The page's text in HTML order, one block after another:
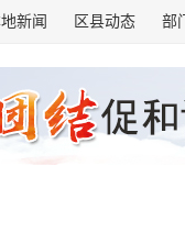
新闻 区县动态 部